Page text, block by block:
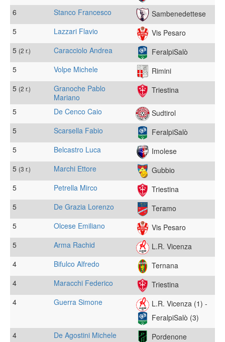
6
Stanco Francesco
Sambenedettese
5
Lazzari Flavio
Vis Pesaro
5 (2 r.) Caracciolo Andrea
FeralpiSalò
5
Volpe Michele
Rimini
5 (2 r.)
Granoche Pablo
Mariano
Triestina
5 De Cenco Caio
Sudtirol
5
Scarsella Fabio
FeralpiSalò
5
Belcastro Luca
Imolese
5 (3 r.) Marchi Ettore
Gubbio
5
Petrella Mirco
Triestina
5
De Grazia Lorenzo
Teramo
5
Olcese Emiliano
Vis Pesaro
5
Arma Rachid
L.R. Vicenza
4
Bifulco Alfredo
Ternana
4
Maracchi Federico
Triestina
4
Guerra Simone
L.R. Vicenza (1) -
FeralpiSalò (3)
4
De Agostini Michele
Pordenone